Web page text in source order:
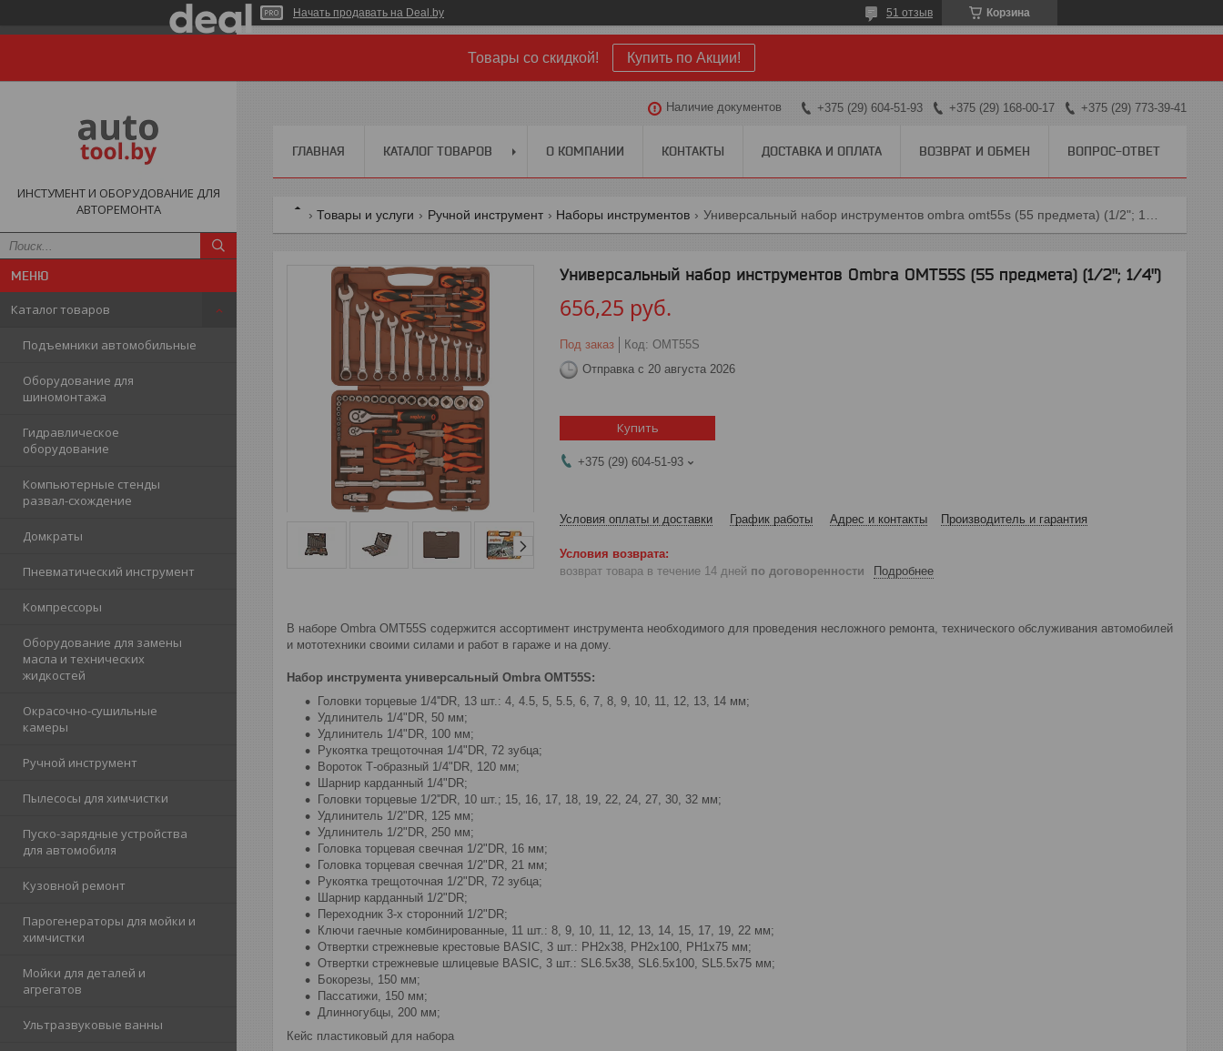
Начать продавать на Deal.by Корзина
51 отзыв
Товары со скидкой! Купить по Акции!
ИНСТУМЕНТ И ОБОРУДОВАНИЕ ДЛЯ
АВТОРЕМОНТА
Каталог товаров
Подъемники автомобильные
Оборудование для
шиномонтажа
Гидравлическое
оборудование
Компьютерные стенды
развал-схождение
Домкраты
Пневматический инструмент
Компрессоры
Оборудование для замены
масла и технических
жидкостей
Окрасочно-сушильные
камеры
Ручной инструмент
Пылесосы для химчистки
Пуско-зарядные устройства
для автомобиля
Кузовной ремонт
Парогенераторы для мойки и
химчистки
Мойки для деталей и
агрегатов
Ультразвуковые ванны
Наличие документов +375 (29) 604-51-93 +375 (29) 168-00-17 +375 (29) 773-39-41
ГЛАВНАЯ КАТАЛОГ ТОВАРОВ О КОМПАНИИ КОНТАКТЫ ДОСТАВКА И ОПЛАТА ВОЗВРАТ И ОБМЕН ВОПРОС-ОТВЕТ
Товары и услуги Ручной инструмент Наборы инструментов
Универсальный набор инструментов Ombra OMT55S (55 предмета) (1/2"; 1/4")
656,25 руб.
Под заказ Код: OMT55S
Отправка с 20 августа 2026
Купить
+375 (29) 604-51-93
Условия оплаты и доставки График работы Адрес и контакты Производитель и гарантия
возврат товара в течение 14 дней по договоренности Подробнее
В наборе Ombra OMT55S содержится ассортимент инструмента необходимого для проведения несложного ремонта, технического обслуживания автомобилей
и мототехники своими силами и работ в гараже и на дому.
Набор инструмента универсальный Ombra OMT55S:
Головки торцевые 1/4''DR, 13 шт.: 4, 4.5, 5, 5.5, 6, 7, 8, 9, 10, 11, 12, 13, 14 мм;
Удлинитель 1/4"DR, 50 мм;
Удлинитель 1/4"DR, 100 мм;
Рукоятка трещоточная 1/4"DR, 72 зубца;
Вороток Т-образный 1/4"DR, 120 мм;
Шарнир карданный 1/4"DR;
Головки торцевые 1/2''DR, 10 шт.; 15, 16, 17, 18, 19, 22, 24, 27, 30, 32 мм;
Удлинитель 1/2"DR, 125 мм;
Удлинитель 1/2"DR, 250 мм;
Головка торцевая свечная 1/2"DR, 16 мм;
Головка торцевая свечная 1/2"DR, 21 мм;
Рукоятка трещоточная 1/2"DR, 72 зубца;
Шарнир карданный 1/2"DR;
Переходник 3-х сторонний 1/2"DR;
Ключи гаечные комбинированные, 11 шт.: 8, 9, 10, 11, 12, 13, 14, 15, 17, 19, 22 мм;
Отвертки стрежневые крестовые BASIC, 3 шт.: PH2x38, PH2x100, PH1x75 мм;
Отвертки стрежневые шлицевые BASIC, 3 шт.: SL6.5x38, SL6.5x100, SL5.5x75 мм;
Бокорезы, 150 мм;
Пассатижи, 150 мм;
Длинногубцы, 200 мм;
Кейс пластиковый для набора